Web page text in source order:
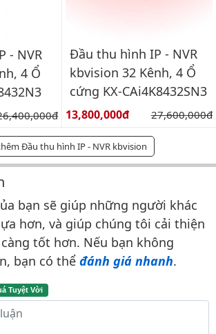
- NVR
4 Ổ
gốc:
Đầu thu hình IP - NVR
kbvision 32 Kênh, 4 Ổ
cứng KX-CAi4K8432SN3
Giá bán:
13,800,000đ Giá gốc:
27,600,000đ
Đầu thu hình IP - NVR kbvision
& Đánh giá
bạn sẽ giúp những người khác
hơn, và giúp chúng tôi cải thiện
tốt hơn. Nếu bạn không
bạn có thể đánh giá nhanh.
Tuyệt Vời